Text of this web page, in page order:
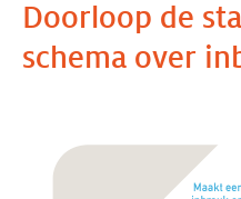
Doorloop de
schema over